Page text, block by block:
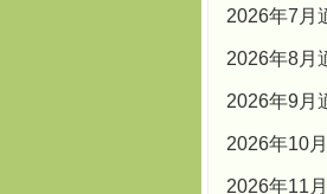
2026年7月
2026年8月
2026年9月
2026年10
2026年11